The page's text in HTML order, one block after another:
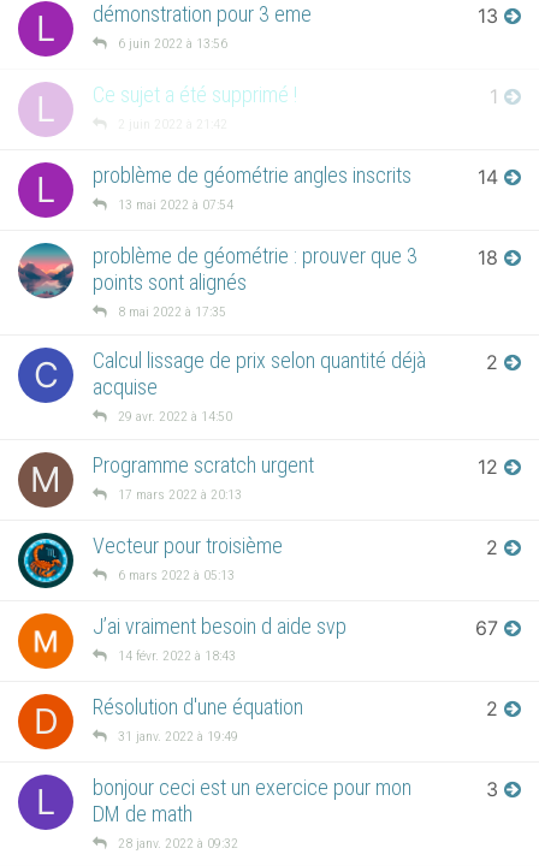
L démonstration pour 3 eme
6 juin 2022 à 13:56
13
L Ce sujet a été supprimé !
2 juin 2022 à 21:42
1
L problème de géométrie angles inscrits
13 mai 2022 à 07:54
14
problème de géométrie : prouver que 3
points sont alignés
8 mai 2022 à 17:35
18
C
Calcul lissage de prix selon quantité déjà
acquise
29 avr. 2022 à 14:50
2
M Programme scratch urgent
17 mars 2022 à 20:13
12
Vecteur pour troisième
6 mars 2022 à 05:13
2
J’ai vraiment besoin d aide svp
14 févr. 2022 à 18:43
67
D Résolution d'une équation
31 janv. 2022 à 19:49
2
L
bonjour ceci est un exercice pour mon
DM de math
28 janv. 2022 à 09:32
3